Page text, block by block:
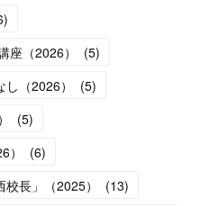
)
座（2026）
(5)
（2026）
(5)
(5)
(6)
長」（2025）
(13)